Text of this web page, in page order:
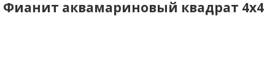
Фианит аквамариновый квадрат 4х4